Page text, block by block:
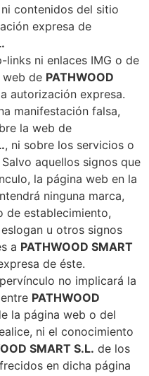
contenidos del sitio
expresa de
links ni enlaces IMG o de
web de PATHWOOD
autorización expresa.
manifestación falsa,
la web de
, ni sobre los servicios o
aquellos signos que
la página web en la
ninguna marca,
de establecimiento,
u otros signos
a PATHWOOD SMART
de éste.
no implicará la
PATHWOOD
la página web o del
ni el conocimiento
SMART S.L. de los
en dicha página